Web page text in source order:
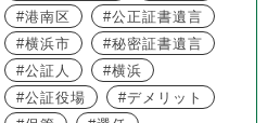
港南区
公正証書遺言
横浜市
秘密証書遺言
公証人
横浜
公証役場
デメリット